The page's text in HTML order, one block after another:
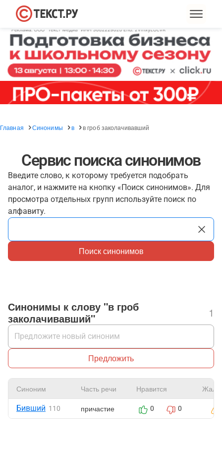
Главная Синонимы в в гроб заколачивавший
Сервис поиска синонимов
Введите слово, к которому требуется подобрать
аналог, и нажмите на кнопку «Поиск синонимов». Для
просмотра отдельных групп используйте поиск по
алфавиту.
Поиск синонимов
Синонимы к слову "в гроб
заколачивавший"
1
Предложить
Синоним Часть речи Нравится
Бивший 110 причастие 0 0